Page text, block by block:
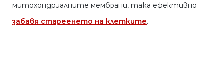
митохондриалните мембрани, така ефективно
забавя стареенето на клетките.